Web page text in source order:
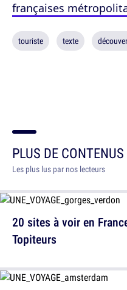
françaises
touriste texte
PLUS DE
Les plus lus par nos lecteurs
20 sites à voir en
Topiteurs